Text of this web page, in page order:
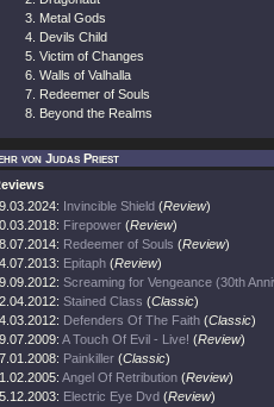
Metal Gods
Devils Child
Victim of Changes
Walls of Valhalla
Redeemer of Souls
Beyond the Realms
von Judas Priest
Invincible Shield (Review)
Firepower (Review)
Redeemer of Souls (Review)
Epitaph (Review)
Screaming for Vengeance (30th
Stained Class (Classic)
Defenders Of The Faith (Classic)
A Touch Of Evil - Live! (Review)
Painkiller (Classic)
Angel Of Retribution (Review)
Electric Eye Dvd (Review)